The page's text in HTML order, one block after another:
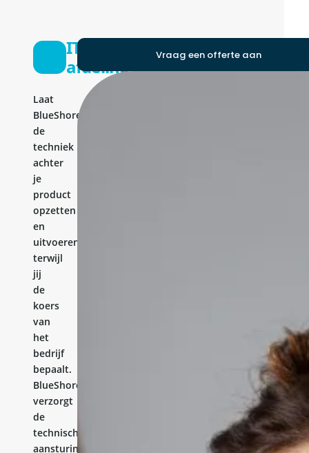
IT-
afdeling
Laat
BlueShores
de
techniek
achter
je
product
opzetten
en
uitvoeren,
terwijl
jij
de
koers
van
het
bedrijf
bepaalt.
BlueShores
verzorgt
de
technische
aansturing
Vraag een offerte aan